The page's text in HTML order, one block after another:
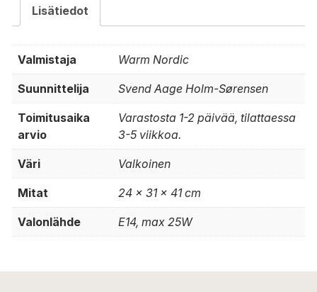
Lisätiedot
Valmistaja Warm Nordic
Suunnittelija Svend Aage Holm-Sørensen
Toimitusaika
arvio
Varastosta 1-2 päivää, tilattaessa
3-5 viikkoa.
Väri Valkoinen
Mitat 24 x 31 x 41 cm
Valonlähde E14, max 25W